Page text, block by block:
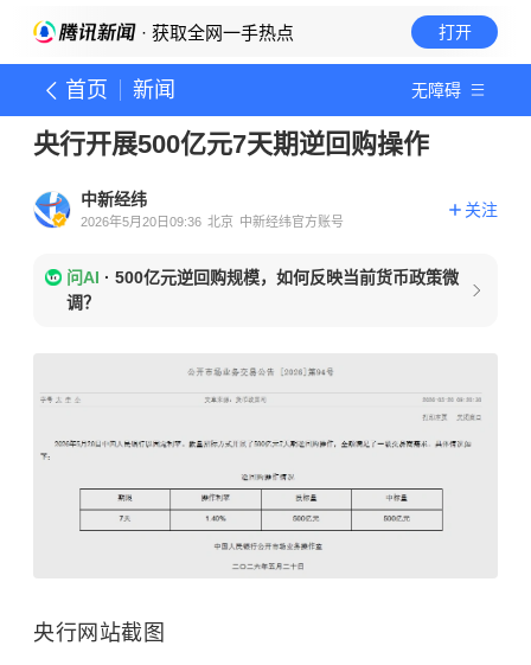
· 获取全网一手热点 打开
首页 新闻 无障碍
央行开展500亿元7天期逆回购操作
中新经纬
2026年5月20日09:36 北京 中新经纬官方账号
关注
问AI · 500亿元逆回购规模，如何反映当前货币政策微
调？
央行网站截图